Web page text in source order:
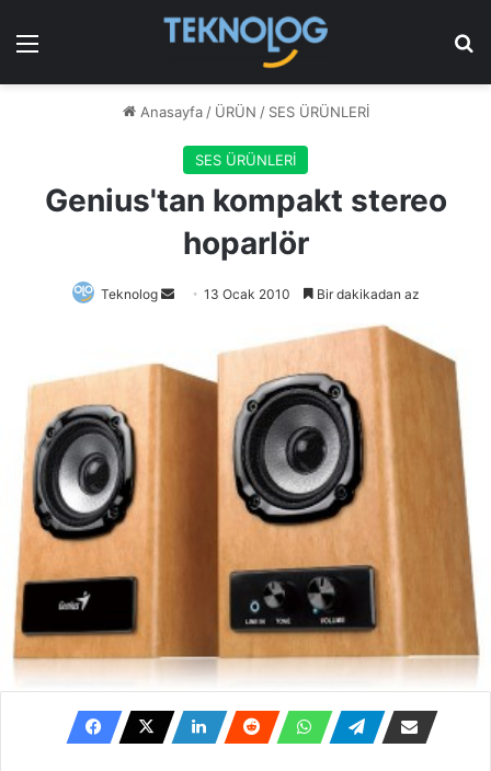
Menü
Anasayfa / ÜRÜN / SES ÜRÜNLERİ
SES ÜRÜNLERİ
Genius'tan kompakt stereo
hoparlör
Teknolog
Bir
göndermek
13 Ocak 2010 Bir dakikadan az